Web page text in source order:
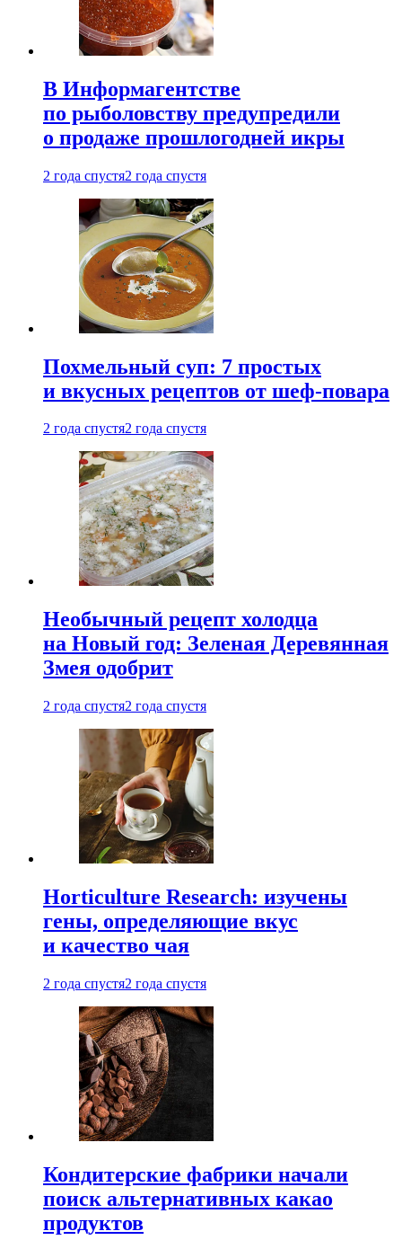
В Информагентстве
по рыболовству предупредили
о продаже прошлогодней икры
2 года спустя2 года спустя
Похмельный суп: 7 простых
и вкусных рецептов от шеф-повара
2 года спустя2 года спустя
Необычный рецепт холодца
на Новый год: Зеленая Деревянная
Змея одобрит
2 года спустя2 года спустя
Horticulture Research: изучены
гены, определяющие вкус
и качество чая
2 года спустя2 года спустя
Кондитерские фабрики начали
поиск альтернативных какао
продуктов